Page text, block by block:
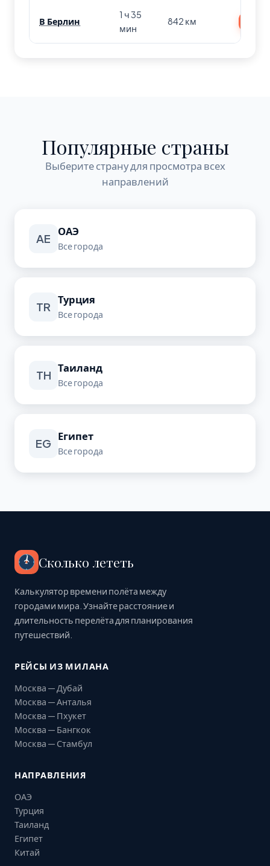
В Берлин
1 ч 35
мин
842 км
Популярные страны
Выберите страну для просмотра всех
направлений
AE
ОАЭ
Все города
TR
Турция
Все города
TH
Таиланд
Все города
EG
Египет
Все города
Сколько лететь
Калькулятор времени полёта между
городами мира. Узнайте расстояние и
длительность перелёта для планирования
путешествий.
РЕЙСЫ ИЗ МИЛАНА
Москва — Дубай
Москва — Анталья
Москва — Пхукет
Москва — Бангкок
Москва — Стамбул
НАПРАВЛЕНИЯ
ОАЭ
Турция
Таиланд
Египет
Китай